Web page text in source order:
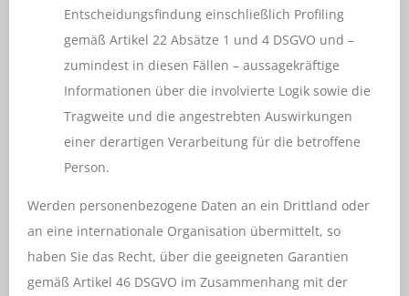
Entscheidungsfindung einschließlich Profiling
gemäß Artikel 22 Absätze 1 und 4 DSGVO und –
zumindest in diesen Fällen – aussagekräftige
Informationen über die involvierte Logik sowie die
Tragweite und die angestrebten Auswirkungen
einer derartigen Verarbeitung für die betroffene
Person.
Werden personenbezogene Daten an ein Drittland oder
an eine internationale Organisation übermittelt, so
haben Sie das Recht, über die geeigneten Garantien
gemäß Artikel 46 DSGVO im Zusammenhang mit der